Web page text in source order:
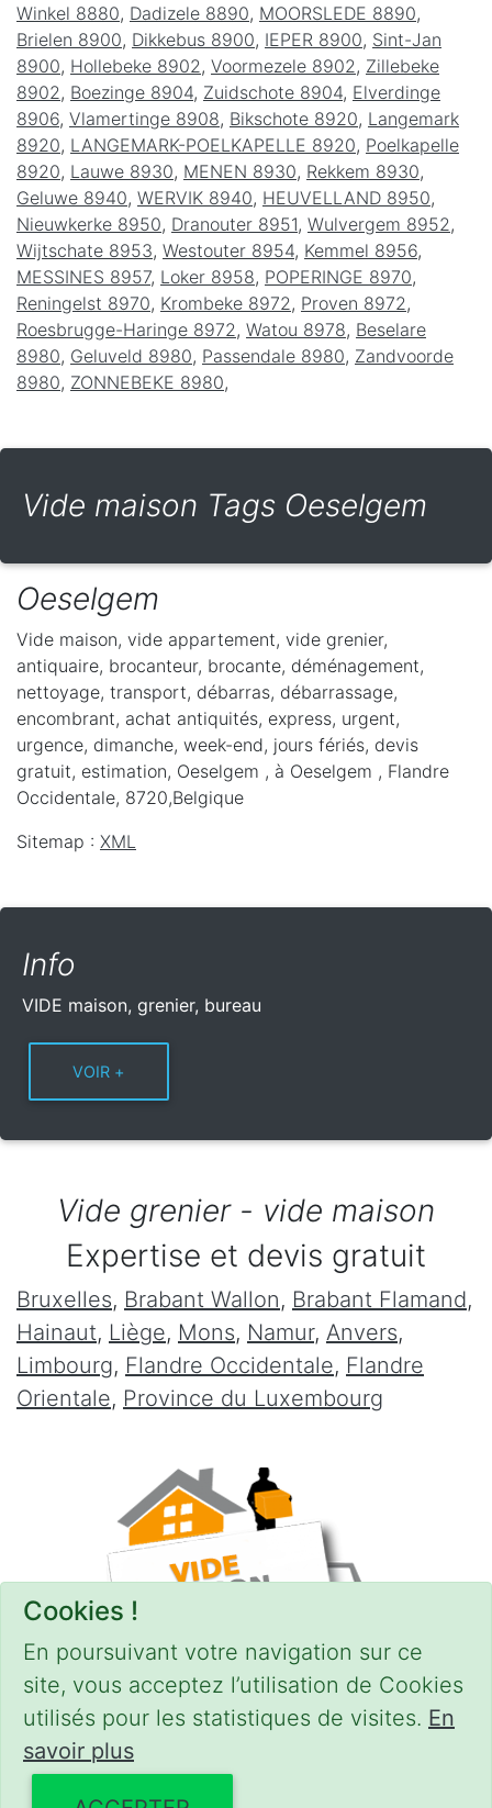
Cookies !
En poursuivant votre navigation sur ce
site, vous acceptez l’utilisation de Cookies
utilisés pour les statistiques de visites. En
savoir plus
Winkel 8880, Dadizele 8890, MOORSLEDE 8890,
Brielen 8900, Dikkebus 8900, IEPER 8900, Sint-Jan
8900, Hollebeke 8902 , Voormezele 8902 , Zillebeke
8902 , Boezinge 8904, Zuidschote 8904, Elverdinge
8906, Vlamertinge 8908, Bikschote 8920, Langemark
8920, LANGEMARK-POELKAPELLE 8920, Poelkapelle
8920, Lauwe 8930, MENEN 8930, Rekkem 8930,
Geluwe 8940, WERVIK 8940, HEUVELLAND 8950,
Nieuwkerke 8950, Dranouter 8951, Wulvergem 8952 ,
Wijtschate 8953, Westouter 8954, Kemmel 8956,
MESSINES 8957, Loker 8958, POPERINGE 8970,
Reningelst 8970, Krombeke 8972 , Proven 8972 ,
Roesbrugge-Haringe 8972 , Watou 8978, Beselare
8980, Geluveld 8980, Passendale 8980, Zandvoorde
8980, ZONNEBEKE 8980,
Vide maison Tags Oeselgem
Oeselgem
Vide maison, vide appartement, vide grenier,
antiquaire, brocanteur, brocante, déménagement,
nettoyage, transport, débarras, débarrassage,
encombrant, achat antiquités, express, urgent,
urgence, dimanche, week-end, jours fériés, devis
gratuit, estimation, Oeselgem , à Oeselgem , Flandre
Occidentale, 8720,Belgique
Sitemap : XML
Info
VIDE maison, grenier, bureau
Vide grenier - vide maison
Expertise et devis gratuit
Bruxelles, Brabant Wallon, Brabant Flamand,
Hainaut, Liège, Mons, Namur, Anvers,
Limbourg, Flandre Occidentale, Flandre
Orientale, Province du Luxembourg
CONDITIONS-